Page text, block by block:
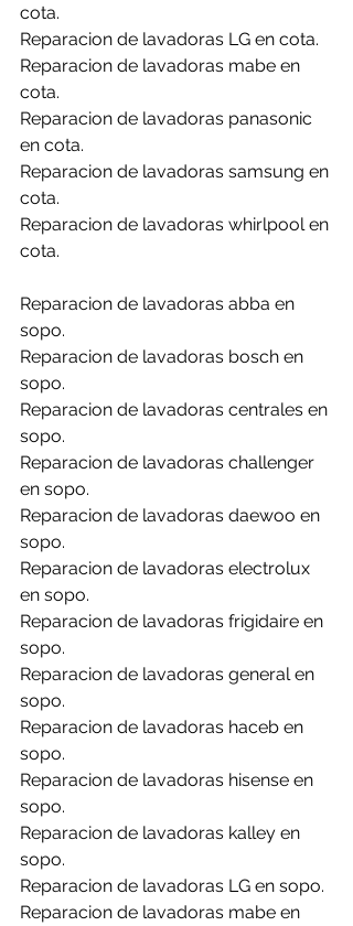
cota.
Reparacion de lavadoras LG en cota.
Reparacion de lavadoras mabe en
cota.
Reparacion de lavadoras panasonic
en cota.
Reparacion de lavadoras samsung en
cota.
Reparacion de lavadoras whirlpool en
cota.
Reparacion de lavadoras abba en
sopo.
Reparacion de lavadoras bosch en
sopo.
Reparacion de lavadoras centrales en
sopo.
Reparacion de lavadoras challenger
en sopo.
Reparacion de lavadoras daewoo en
sopo.
Reparacion de lavadoras electrolux
en sopo.
Reparacion de lavadoras frigidaire en
sopo.
Reparacion de lavadoras general en
sopo.
Reparacion de lavadoras haceb en
sopo.
Reparacion de lavadoras hisense en
sopo.
Reparacion de lavadoras kalley en
sopo.
Reparacion de lavadoras LG en sopo.
Reparacion de lavadoras mabe en